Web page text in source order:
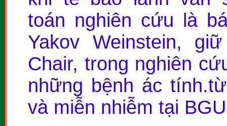
toán nghiên cứu là
Yakov Weinstein,
Chair, trong nghiên
những bệnh ác
và miễn nhiễm tại